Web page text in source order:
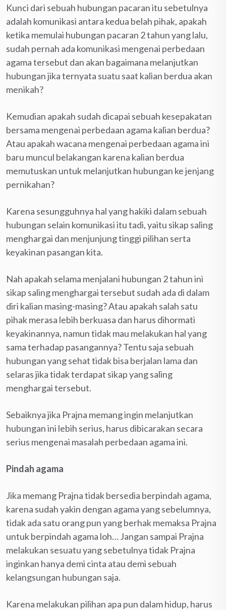
Kunci dari sebuah hubungan pacaran itu sebetulnya
adalah komunikasi antara kedua belah pihak, apakah
ketika memulai hubungan pacaran 2 tahun yang lalu,
sudah pernah ada komunikasi mengenai perbedaan
agama tersebut dan akan bagaimana melanjutkan
hubungan jika ternyata suatu saat kalian berdua akan
menikah?
Kemudian apakah sudah dicapai sebuah kesepakatan
bersama mengenai perbedaan agama kalian berdua?
Atau apakah wacana mengenai perbedaan agama ini
baru muncul belakangan karena kalian berdua
memutuskan untuk melanjutkan hubungan ke jenjang
pernikahan?
Karena sesungguhnya hal yang hakiki dalam sebuah
hubungan selain komunikasi itu tadi, yaitu sikap saling
menghargai dan menjunjung tinggi pilihan serta
keyakinan pasangan kita.
Nah apakah selama menjalani hubungan 2 tahun ini
sikap saling menghargai tersebut sudah ada di dalam
diri kalian masing-masing? Atau apakah salah satu
pihak merasa lebih berkuasa dan harus dihormati
keyakinannya, namun tidak mau melakukan hal yang
sama terhadap pasangannya? Tentu saja sebuah
hubungan yang sehat tidak bisa berjalan lama dan
selaras jika tidak terdapat sikap yang saling
menghargai tersebut.
Sebaiknya jika Prajna memang ingin melanjutkan
hubungan ini lebih serius, harus dibicarakan secara
serius mengenai masalah perbedaan agama ini.
Pindah agama
Jika memang Prajna tidak bersedia berpindah agama,
karena sudah yakin dengan agama yang sebelumnya,
tidak ada satu orang pun yang berhak memaksa Prajna
untuk berpindah agama loh… Jangan sampai Prajna
melakukan sesuatu yang sebetulnya tidak Prajna
inginkan hanya demi cinta atau demi sebuah
kelangsungan hubungan saja.
Karena melakukan pilihan apa pun dalam hidup, harus